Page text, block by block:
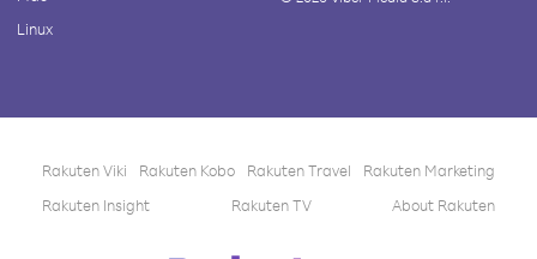
Linux
Rakuten Viki Rakuten Kobo Rakuten Travel
Rakuten Marketing
Rakuten Insight
Rakuten TV About Rakuten